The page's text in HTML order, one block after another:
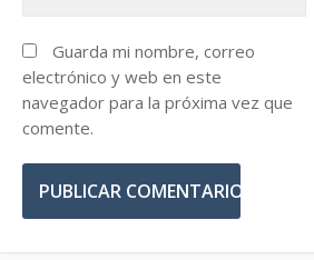
Guarda mi nombre, correo
electrónico y web en este
navegador para la próxima vez que
comente.